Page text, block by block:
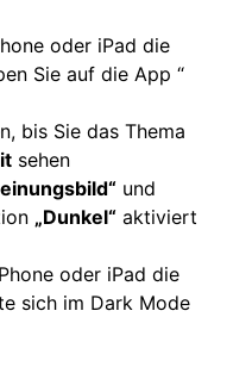
oder iPad die
Sie auf die App “
bis Sie das Thema
sehen
und
„Dunkel“ aktiviert
oder iPad die
sich im Dark Mode